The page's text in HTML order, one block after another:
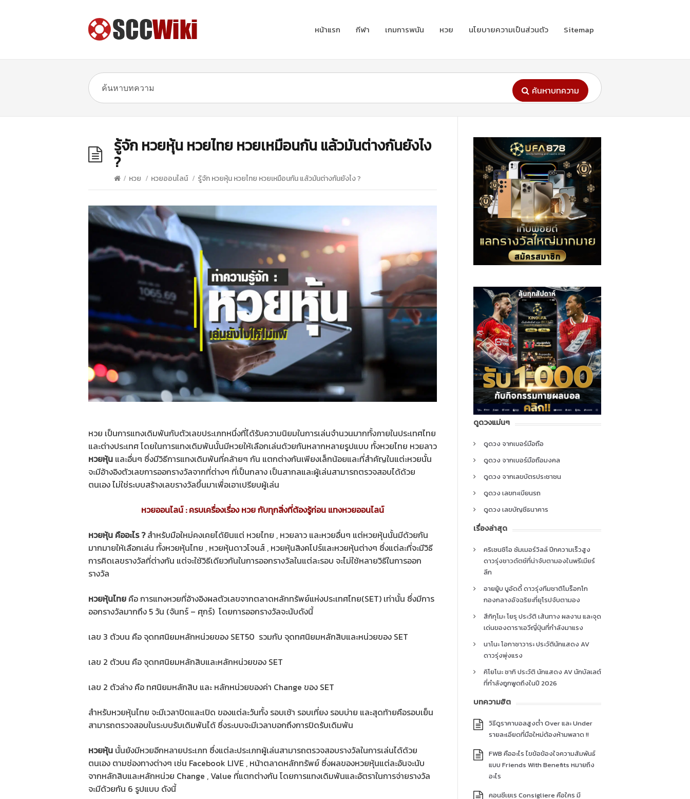
หน้าแรก กีฬา เกมการพนัน หวย นโยบายความเป็นส่วนตัว Sitemap
ค้นหาบทความ
รู้จัก หวยหุ้น หวยไทย หวยเหมือนกัน แล้วมันต่างกันยังไง
?
/ หวย / หวยออนไลน์ / รู้จัก หวยหุ้น หวยไทย หวยเหมือนกัน แล้วมันต่างกันยังไง ?
หวย เป็นการแทงเดิมพันกับตัวเลขประเภทหนึ่งที่ได้รับความนิยมในการเล่นจำนวนมากทั้งภายในประเทศไทย
และต่างประเทศ โดยในการแทงเดิมพันนั้นมีหวยให้เลือกเล่นด้วยกันหลากหลายรูปแบบ ทั้งหวยไทย หวยลาว
หวยหุ้น และอื่นๆ ซึ่งมีวิธีการแทงเดิมพันที่คล้ายๆ กัน แตกต่างกันเพียงเล็กน้อยและที่สำคัญในแต่ะหวยนั้น
จะมีอ้างอิงตัวเลขการออกรางวัลจากที่ต่างๆ ที่เป็นกลาง เป็นสากลและผู้เล่นสามารถตรวจสอบได้ด้วย
ตนเอง ไม่ใช่ระบบสร้างเลขรางวัลขึ้นมาเพื่อเอาเปรียบผู้เล่น
หวยออนไลน์ : ครบเครื่องเรื่อง หวย กับทุกสิ่งที่ต้องรู้ก่อน แทงหวยออนไลน์
หวยหุ้น คืออะไร ?สำหรับมือใหม่คงเคยได้ยินแต่ หวยไทย , หวยลาว และหวยอื่นๆ แต่หวยหุ้นนั้นมีด้วยกัน
มากมายให้เลือกเล่น ทั้งหวยหุ้นไทย , หวยหุ้นดาวโจนส์ , หวยหุ้นสิงคโปร์และหวยหุ้นต่างๆ ซึ่งแต่ละที่จะมีวิธี
การคิดเลขรางวัลที่ต่างกัน แต่จะใช้วิธีเดียวกันในการออกรางวัลในแต่ละรอบ จะไม่ใช้หลายวิธีในการออก
รางวัล
หวยหุ้นไทย คือ การแทงหวยที่อ้างอิงผลตัวเลขจากตลาดหลักทรัพย์แห่งประเทศไทย(SET) เท่านั้น ซึ่งมีการ
ออกรางวัลมากถึง 5 วัน (จันทร์ – ศุกร์) โดยการออกรางวัลจะนับดังนี้
เลข 3 ตัวบน คือ จุดทศนิยมหลักหน่วยของ SET50 รวมกับ จุดทศนิยมหลักสิบและหน่วยของ SET
เลข 2 ตัวบน คือ จุดทศนิยมหลักสิบและหลักหน่วยของ SET
เลข 2 ตัวล่าง คือ ทศนิยมหลักสิบ และ หลักหน่วยของค่า Change ของ SET
สำหรับหวยหุ้นไทย จะมีเวลาปิดและเปิด ของแต่ละวันทั้ง รอบเช้า รอบเที่ยง รอบบ่าย และสุดท้ายคือรอบเย็น
สามารถตรวจสอบในระบบรับเดิมพันได้ ซึ่งระบบจะมีเวลาบอกถึงการปิดรับเดิมพัน
หวยหุ้น นั้นยังมีหวยอีกหลายประเภท ซึ่งแต่ละประเภทผู้เล่นสามารถตรวจสอบรางวัลในการเล่นได้ด้วย
ตนเอง ตามช่องทางต่างๆ เช่น Facebook LIVE , หน้าตลาดหลักทรัพย์ ซึ่งผลของหวยหุ้นแต่ละอันจะนับ
จากหลักสิบและหลักหน่วย Change , Value ที่แตกต่างกัน โดยการแทงเดิมพันและอัตราในการจ่ายรางวัล
จะมีด้วยกัน 6 รูปแบบ ดังนี้
ดูดวงแม่นๆ
ดูดวง จากเบอร์มือถือ
ดูดวง จากเบอร์มือถือมงคล
ดูดวง จากเลขบัตรประชาชน
ดูดวง เลขทะเบียนรถ
ดูดวง เลขบัญชีธนาคาร
เรื่องล่าสุด
คริเซนซิโอ ซัมเมอร์วิลล์ ปีกความเร็วสูง
ดาวรุ่งชาวดัตช์ที่น่าจับตามองในพรีเมียร์
ลีก
อายยู้บ บูอัดดี้ ดาวรุ่งทีมชาติโมร็อกโก
กองกลางอัจฉริยะที่ยุโรปจับตามอง
สึกิกุโมะ โยรุ ประวัติ เส้นทาง ผลงาน และจุด
เด่นของดาราเอวีญี่ปุ่นที่กำลังมาแรง
นาโนะ โอกาซาวาระ ประวัตินักแสดง AV
ดาวรุ่งพุ่งแรง
คิโยโนะ ซากิ ประวัติ นักแสดง AV นักบัลเลต์
ที่กำลังถูกพูดถึงในปี 2026
บทความฮิต
วิธีดูราคาบอลสูงต่ำ Over และ Under
รายละเอียดที่มือใหม่ต้องห้ามพลาด !!
FWB คืออะไร ไขข้อข้องใจความสัมพันธ์
แบบ Friends With Benefits หมายถึง
อะไร
คอนซีเยเร Consigliere คือใคร มี